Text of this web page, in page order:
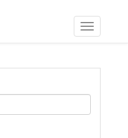
Toggle